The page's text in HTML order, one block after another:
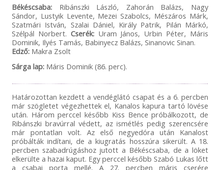
Békéscsaba:Ribánszki László, Zahorán Balázs, Nagy
Sándor, Lustyik Levente, Mezei Szabolcs, Mészáros Márk,
Szatmári István, Szalai Dániel, Király Patrik, Pilán Márkó,
Szélpál Norbert. Cserék:Uram János, Urbin Péter, Máris
Dominik, Ilyés Tamás, Babinyecz Balázs, Sinanovic Sinan.
Edző:Makra Zsolt
Sárga lap:Máris Dominik (86. perc).
Határozottan kezdett a vendéglátó csapat és a 6. percben
már szögletet végezhettek el, Kanalos kapura tartó lövése
után. Három perccel később Kiss Bence próbálkozott, de
Ribánszki bravúrral védett, az ismétlés pedig szerencsére
már pontatlan volt. Az első negyedóra után Kanalost
próbálták indítani, de a kiugratás hosszúra sikerült. A 18.
percben szabadrúgáshoz jutott a Békéscsaba, de a löket
elkerülte a hazai kaput. Egy perccel később Szabó Lukas lőtt
a csabai porta mellé. A 27. percben máris cserére